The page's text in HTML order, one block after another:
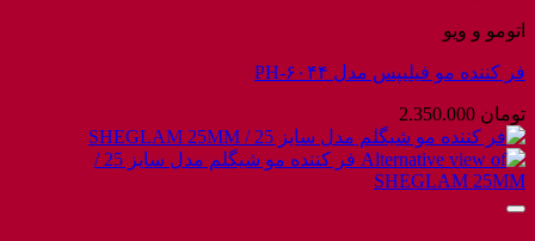
اتومو و ویو
فر کننده مو فیلیپس مدل PH-۶۰۴۴
تومان